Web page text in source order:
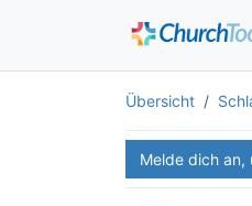
Übersicht
Melde dich an,